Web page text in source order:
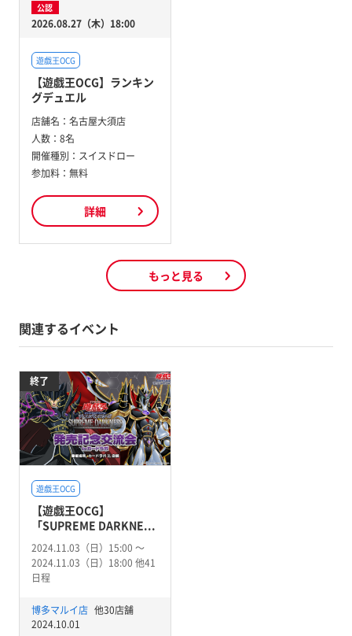
公認
2026.08.27（木）18:00
遊戯王OCG
【遊戯王OCG】ランキン
グデュエル
店舗名： 名古屋大須店
人数： 8名
開催種別： スイスドロー
参加料： 無料
詳細
もっと見る
関連するイベント
終了
遊戯王OCG
【遊戯王OCG】
「SUPREME DARKNE...
2024.11.03（日）15:00 〜
2024.11.03（日）18:00 他41
日程
博多マルイ店 他30店舗
2024.10.01